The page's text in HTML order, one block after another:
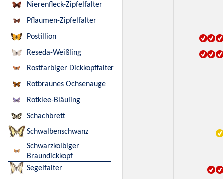
Nierenfleck-Zipfelfalter
Pflaumen-Zipfelfalter
Postillion
Reseda-Weißling
Rostfarbiger Dickkopffalter
Rotbraunes Ochsenauge
Rotklee-Bläuling
Schachbrett
Schwalbenschwanz
Schwarzkolbiger
Braundickkopf
Segelfalter